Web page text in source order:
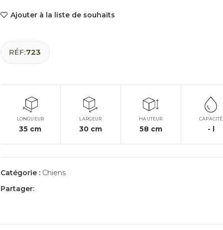
Ajouter à la liste de souhaits
RÉF:723
LONGUEUR
35 cm
LARGEUR
30 cm
HAUTEUR
58 cm
CAPACITÉ
- l
Catégorie : Chiens
Partager: